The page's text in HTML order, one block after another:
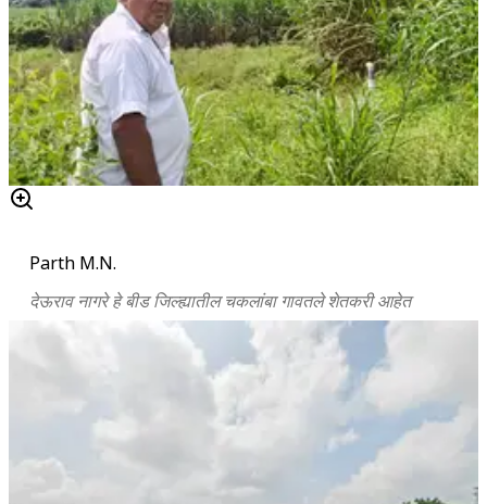
Parth M.N.
देऊराव नागरे हे बीड जिल्ह्यातील चकलांबा गावतले शेतकरी आहेत